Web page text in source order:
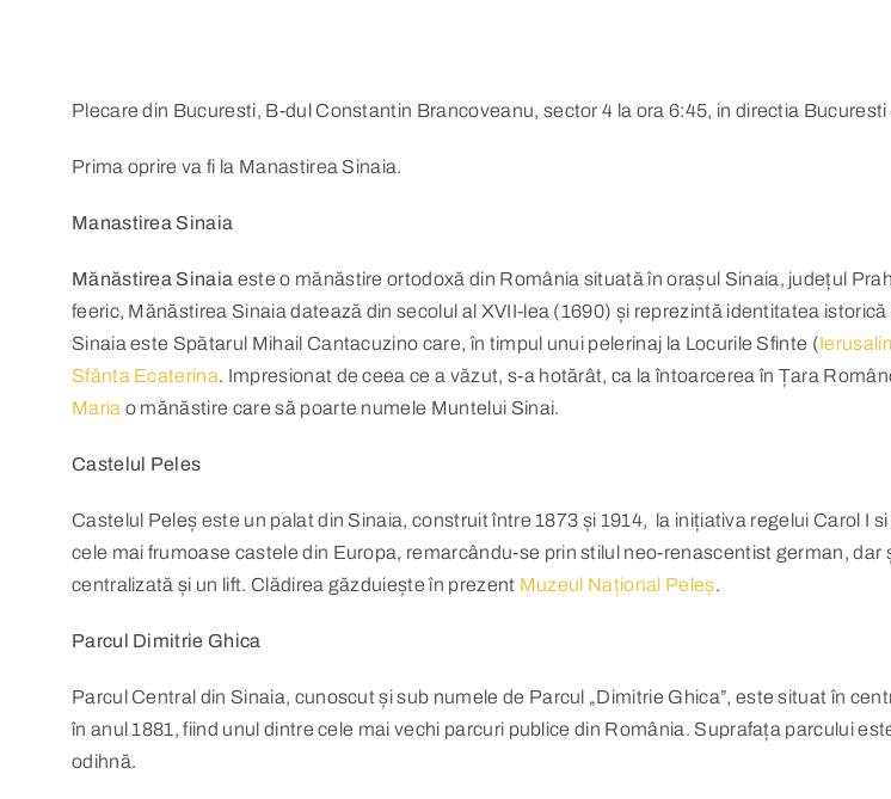
Plecare din Bucuresti, B-dul Constantin Brancoveanu, sector 4 la ora 6:45, in directia Bucuresti
Prima oprire va fi la Manastirea Sinaia.
Manastirea Sinaia
Mănăstirea Sinaia este o mănăstire ortodoxă din România situată în orașul Sinaia, județul
feeric, Mănăstirea Sinaia datează din secolul al XVII-lea (1690) și reprezintă identitatea
Sinaia este Spătarul Mihail Cantacuzino care, în timpul unui pelerinaj la Locurile Sfinte (
Sfânta Ecaterina. Impresionat de ceea ce a văzut, s-a hotărât, ca la întoarcerea în Țara
Maria o mănăstire care să poarte numele Muntelui Sinai.
Castelul Peles
Castelul Peleș este un palat din Sinaia, construit între 1873 și 1914, la inițiativa regelui Carol I
cele mai frumoase castele din Europa, remarcându-se prin stilul neo-renascentist german,
centralizată și un lift. Clădirea găzduiește în prezent Muzeul Național Peleș.
Parcul Dimitrie Ghica
Parcul Central din Sinaia, cunoscut și sub numele de Parcul „Dimitrie Ghica”, este situat în
în anul 1881, fiind unul dintre cele mai vechi parcuri publice din România. Suprafața parcului
odihnă.